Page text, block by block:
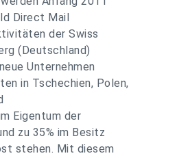
Direct Mail
der Swiss
(Deutschland)
Unternehmen
in Tschechien, Polen,
Eigentum der
zu 35% im Besitz
stehen. Mit diesem